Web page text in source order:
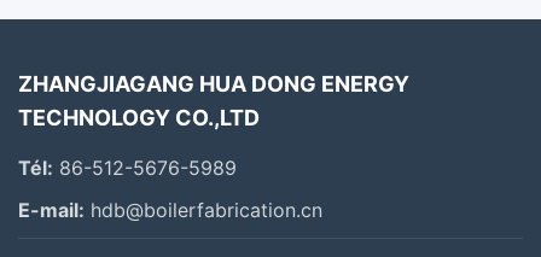
ZHANGJIAGANG HUA DONG ENERGY
TECHNOLOGY CO.,LTD
Tél: 86-512-5676-5989
E-mail: hdb@boilerfabrication.cn